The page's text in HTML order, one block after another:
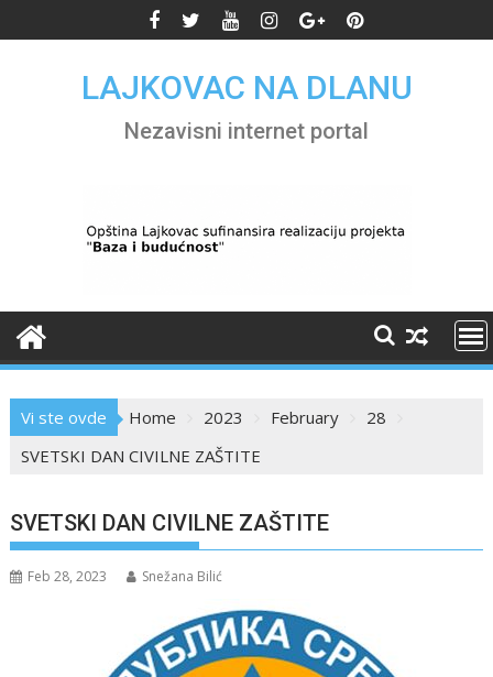
to
LAJKOVAC NA DLANU
Nezavisni internet portal
Vi ste ovde Home 2023 February
28
SVETSKI DAN CIVILNE ZAŠTITE
SVETSKI DAN CIVILNE ZAŠTITE
Feb 28, 2023 Snežana Bilić